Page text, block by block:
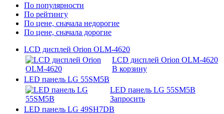
По популярности
По рейтингу
По цене, сначала недорогие
По цене, сначала дорогие
LCD дисплей Orion OLM-4620
LCD дисплей Orion OLM-4620
В корзину
LED панель LG 55SM5B
LED панель LG 55SM5B
Запросить
LED панель LG 49SH7DB